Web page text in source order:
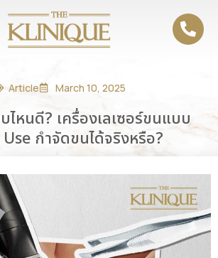
Article March 10, 2025
หนดี? เครื่องเลเซอร์ขนแบบ
กำจัดขนได้จริงหรือ?